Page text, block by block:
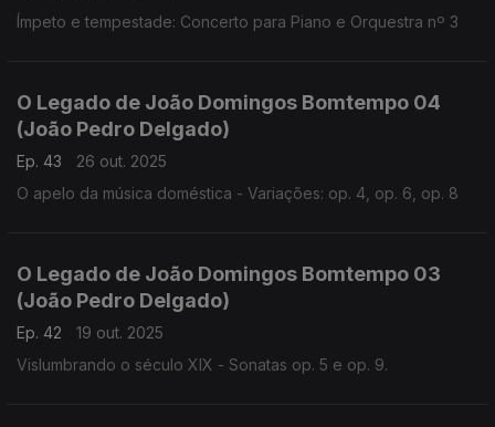
Ímpeto e tempestade: Concerto para Piano e Orquestra nº 3
O Legado de João Domingos Bomtempo 04
(João Pedro Delgado)
Ep. 43
26 out. 2025
O apelo da música doméstica - Variações: op. 4, op. 6, op. 8
O Legado de João Domingos Bomtempo 03
(João Pedro Delgado)
Ep. 42
19 out. 2025
Vislumbrando o século XIX - Sonatas op. 5 e op. 9.